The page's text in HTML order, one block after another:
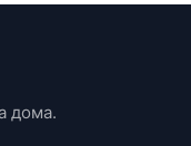
дома.